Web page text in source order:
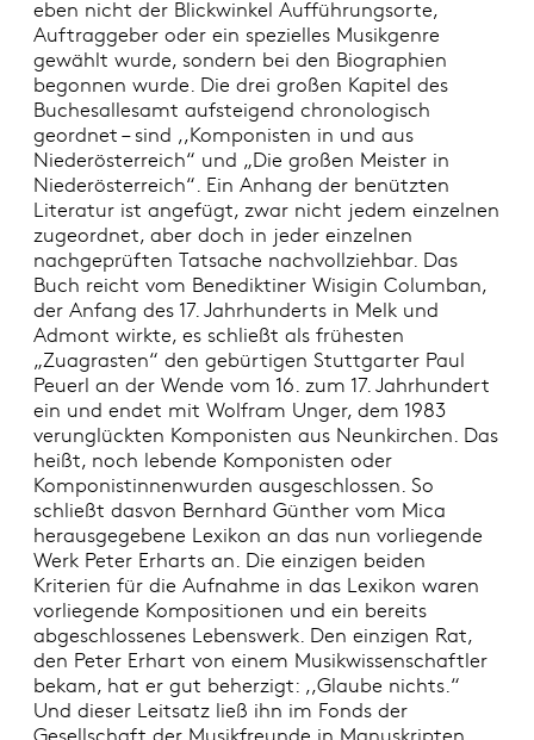
eben nicht der Blickwinkel Aufführungsorte,
Auftraggeber oder ein spezielles Musikgenre
gewählt wurde, sondern bei den Biographien
begonnen wurde. Die drei großen Kapitel des
Buchesallesamt aufsteigend chronologisch
geordnet – sind ,,Komponisten in und aus
Niederösterreich“ und „Die großen Meister in
Niederösterreich“. Ein Anhang der benützten
Literatur ist angefügt, zwar nicht jedem einzelnen
zugeordnet, aber doch in jeder einzelnen
nachgeprüften Tatsache nachvollziehbar. Das
Buch reicht vom Benediktiner Wisigin Columban,
der Anfang des 17. Jahrhunderts in Melk und
Admont wirkte, es schließt als frühesten
„Zuagrasten“ den gebürtigen Stuttgarter Paul
Peuerl an der Wende vom 16. zum 17. Jahrhundert
ein und endet mit Wolfram Unger, dem 1983
verunglückten Komponisten aus Neunkirchen. Das
heißt, noch lebende Komponisten oder
Komponistinnenwurden ausgeschlossen. So
schließt dasvon Bernhard Günther vom Mica
herausgegebene Lexikon an das nun vorliegende
Werk Peter Erharts an. Die einzigen beiden
Kriterien für die Aufnahme in das Lexikon waren
vorliegende Kompositionen und ein bereits
abgeschlossenes Lebenswerk. Den einzigen Rat,
den Peter Erhart von einem Musikwissenschaftler
bekam, hat er gut beherzigt: ,,Glaube nichts.“
Und dieser Leitsatz ließ ihn im Fonds der